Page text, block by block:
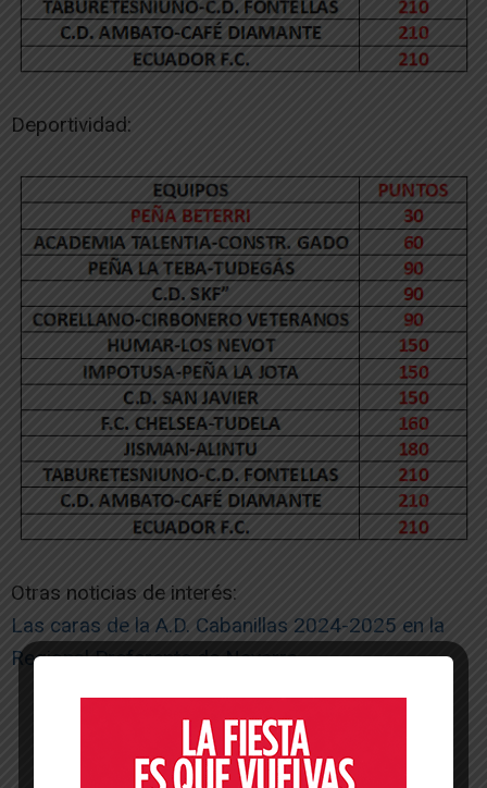
Deportividad:
Otras noticias de interés:
Las caras de la A.D. Cabanillas 2024-2025 en la
Regional Preferente de Navarra